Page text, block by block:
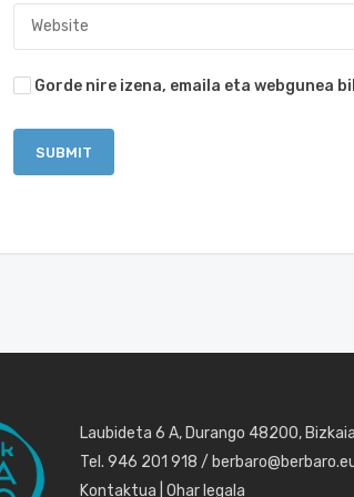
Gorde nire izena, emaila eta webgunea
Laubideta 6 A, Durango 48200, Bizkaia
Tel. 946 201 918 /
Kontaktua Ohar legala